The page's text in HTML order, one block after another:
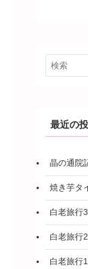
最近の
晶の通院
焼き芋タ
白老旅行
白老旅行
白老旅行